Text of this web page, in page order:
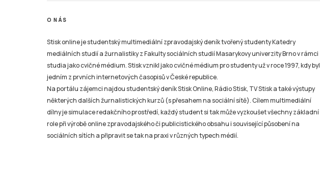
O NÁS
Stisk online je studentský multimediální zpravodajský deník tvořený studenty Katedry
mediálních studií a žurnalistiky z Fakulty sociálních studií Masarykovy univerzity Brno v rámci
studia jako cvičné médium. Stisk vznikl jako cvičné médium pro studenty už v roce 1997, kdy byl
jedním z prvních internetových časopisů v České republice.
Na portálu zájemci najdou studentský deník Stisk Online, Rádio Stisk, TV Stisk a také výstupy
některých dalších žurnalistických kurzů (s přesahem na sociální sítě). Cílem multimediální
dílny je simulace redakčního prostředí, každý student si tak může vyzkoušet všechny základní
role při výrobě online zpravodajského či publicistického obsahu i související působení na
sociálních sítích a připravit se tak na praxi v různých typech médií.